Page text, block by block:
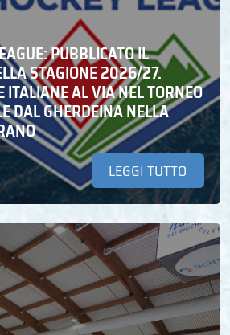
PUBBLICATO IL
STAGIONE 2026/27.
ITALIANE AL VIA NEL TORNEO
DAL GHERDEINA NELLA
LEGGI TUTTO